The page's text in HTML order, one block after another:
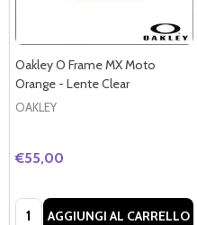
Oakley O Frame MX Moto
Orange - Lente Clear
OAKLEY
€55,00
Quantità:AGGIUNGI AL CARRELLO